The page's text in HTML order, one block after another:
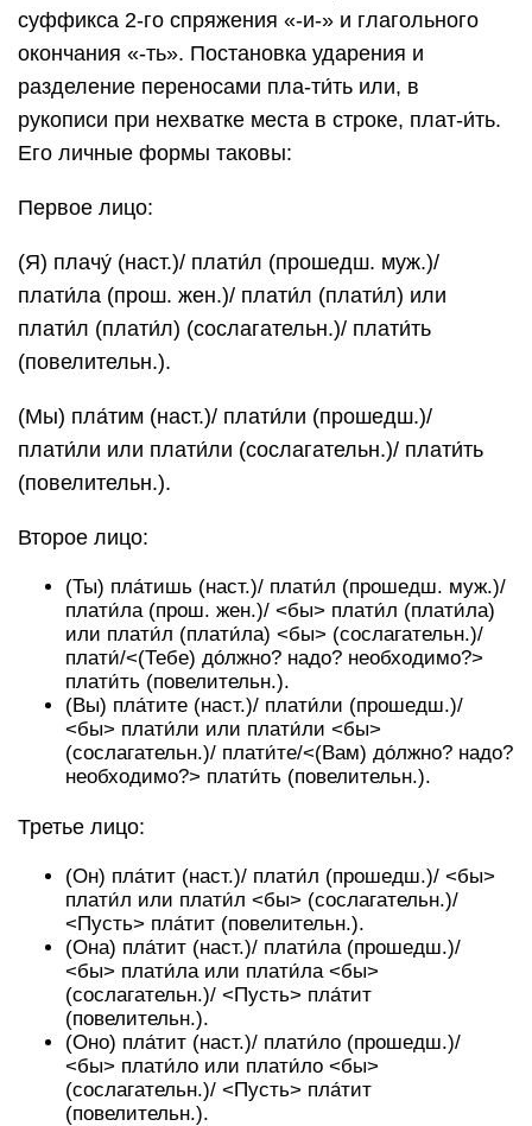
суффикса 2-го спряжения «-и-» и глагольного
окончания «-ть». Постановка ударения и
разделение переносами пла-ти́ть или, в
рукописи при нехватке места в строке, плат-и́ть.
Его личные формы таковы:
Первое лицо:
(Я) плачу́ (наст.)/ плати́л (прошедш. муж.)/
плати́ла (прош. жен.)/ плати́л (плати́л) или
плати́л (плати́л) (сослагательн.)/ плати́ть
(повелительн.).
(Мы) пла́тим (наст.)/ плати́ли (прошедш.)/
плати́ли или плати́ли (сослагательн.)/ плати́ть
(повелительн.).
Второе лицо:
(Ты) пла́тишь (наст.)/ плати́л (прошедш. муж.)/
плати́ла (прош. жен.)/ <бы> плати́л (плати́ла)
или плати́л (плати́ла) <бы> (сослагательн.)/
плати́/<(Тебе) до́лжно? надо? необходимо?>
плати́ть (повелительн.).
(Вы) пла́тите (наст.)/ плати́ли (прошедш.)/
<бы> плати́ли или плати́ли <бы>
(сослагательн.)/ плати́те/<(Вам) до́лжно? надо?
необходимо?> плати́ть (повелительн.).
Третье лицо:
(Он) пла́тит (наст.)/ плати́л (прошедш.)/ <бы>
плати́л или плати́л <бы> (сослагательн.)/
<Пусть> пла́тит (повелительн.).
(Она) пла́тит (наст.)/ плати́ла (прошедш.)/
<бы> плати́ла или плати́ла <бы>
(сослагательн.)/ <Пусть> пла́тит
(повелительн.).
(Оно) пла́тит (наст.)/ плати́ло (прошедш.)/
<бы> плати́ло или плати́ло <бы>
(сослагательн.)/ <Пусть> пла́тит
(повелительн.).